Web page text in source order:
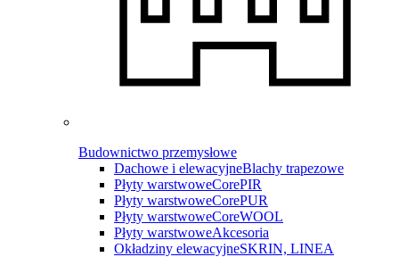
Budownictwo przemysłowe
Dachowe i elewacyjneBlachy trapezowe
Płyty warstwoweCorePIR
Płyty warstwoweCorePUR
Płyty warstwoweCoreWOOL
Płyty warstwoweAkcesoria
Okładziny elewacyjneSKRIN, LINEA